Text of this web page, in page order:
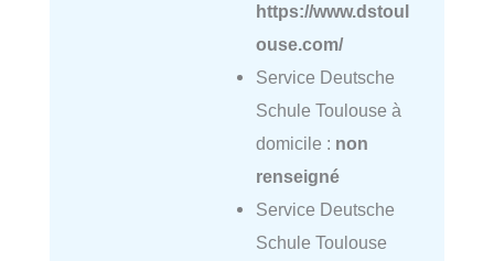
https://www.dstoul
ouse.com/
Service Deutsche
Schule Toulouse à
domicile : non
renseigné
Service Deutsche
Schule Toulouse